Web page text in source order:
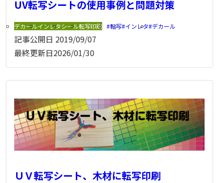
UV転写シートの使用事例と問題対策
デカールインレタシール転写印刷 転写 インレタ デカール
記事公開日 2019/09/07
最終更新日2026/01/30
ＵＶ転写シート、木材に転写印刷